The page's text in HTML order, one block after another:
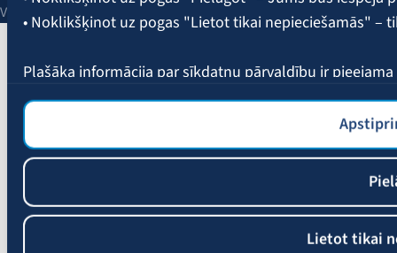
• Noklikšķinot uz pogas "Lietot tikai nepieciešamās" –
Plašāka informācija par sīkdatņu pārvaldību ir pieejama
Lietot tikai
Vienotais reģ. Nr. 40003049409.